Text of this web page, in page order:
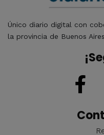
Único diario digital con
la provincia de Buenos